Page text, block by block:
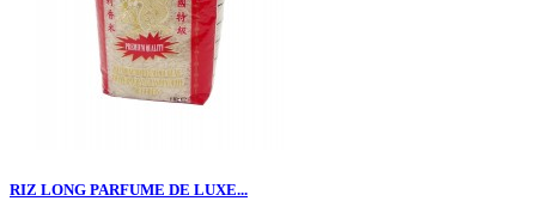
RIZ LONG PARFUME DE LUXE...